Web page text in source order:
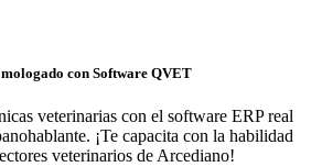
con Software QVET
veterinarias con el software ERP real
¡Te capacita con la habilidad
veterinarios de Arcediano!